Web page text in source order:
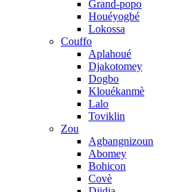
Grand-popo
Houéyogbé
Lokossa
Couffo
Aplahoué
Djakotomey
Dogbo
Klouékanmè
Lalo
Toviklin
Zou
Agbangnizoun
Abomey
Bohicon
Covè